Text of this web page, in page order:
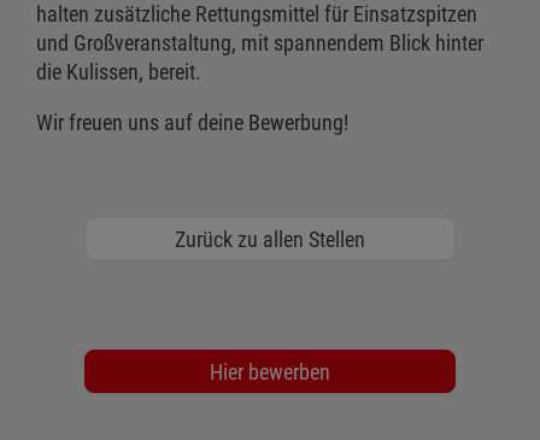
halten zusätzliche Rettungsmittel für Einsatzspitzen
und Großveranstaltung, mit spannendem Blick hinter
die Kulissen, bereit.
Wir freuen uns auf deine Bewerbung!
Zurück zu allen Stellen
Hier bewerben